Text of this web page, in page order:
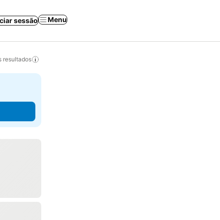
sessão Menu
resultados